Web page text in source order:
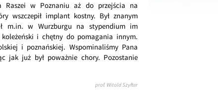
Raszei w Poznaniu aż do przejścia na
wszczepił implant kostny. Był znanym
m.in. w Wurzburgu na stypendium im
i chętny do pomagania innym.
i poznańskiej. Wspominaliśmy Pana
jak już był poważnie chory. Pozostanie
prof. Witold Szyfter